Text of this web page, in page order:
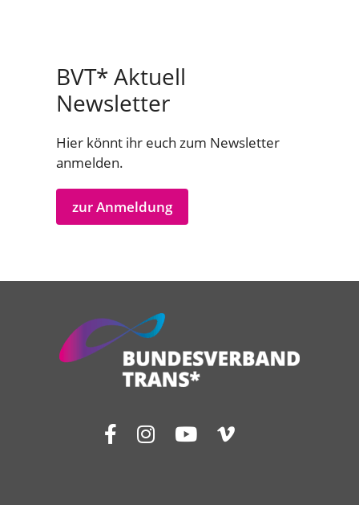
BVT* Aktuell
Newsletter
Hier könnt ihr euch zum Newsletter
anmelden.
zur Anmeldung